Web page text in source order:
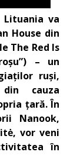
va
House din
The Red Is
– un
ruși,
cauza
țară. În
Nanook,
vor veni
în